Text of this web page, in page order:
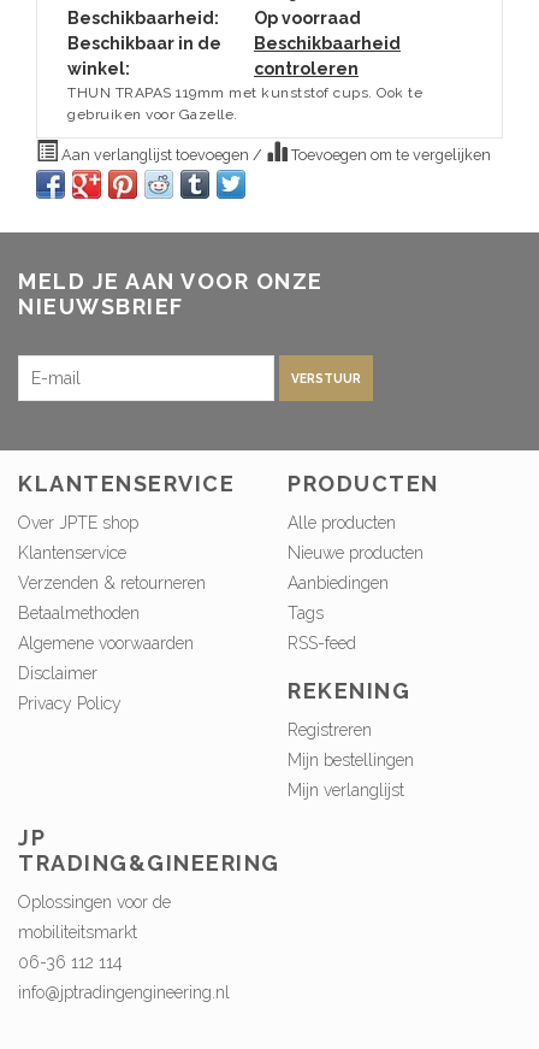
Beschikbaarheid:
Op voorraad
Beschikbaar in de
winkel:
Beschikbaarheid
controleren
THUN TRAPAS 119mm met kunststof cups. Ook te
gebruiken voor Gazelle.
Aan verlanglijst toevoegen / Toevoegen om te vergelijken
MELD JE AAN VOOR ONZE
NIEUWSBRIEF
VERSTUUR
KLANTENSERVICE
Over JPTE shop
Klantenservice
Verzenden & retourneren
Betaalmethoden
Algemene voorwaarden
Disclaimer
Privacy Policy
PRODUCTEN
Alle producten
Nieuwe producten
Aanbiedingen
Tags
RSS-feed
REKENING
Registreren
Mijn bestellingen
Mijn verlanglijst
JP
TRADING&GINEERING
Oplossingen voor de
mobiliteitsmarkt
06-36 112 114
info@jptradingengineering.nl